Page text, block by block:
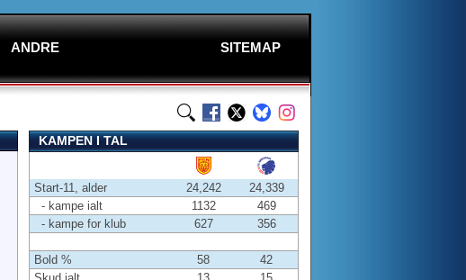
ANDRE SITEMAP
KAMPEN I TAL
Start-11, alder 24,242
24,339
- kampe ialt
1132
469
- kampe for klub
627 356
Bold % 58
42